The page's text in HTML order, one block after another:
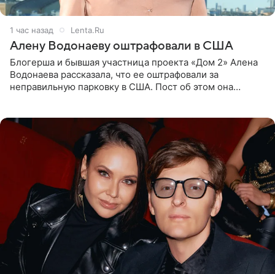
1 час назад Lenta.Ru
Алену Водонаеву оштрафовали в США
Блогерша и бывшая участница проекта «Дом 2» Алена
Водонаева рассказала, что ее оштрафовали за
неправильную парковку в США. Пост об этом она